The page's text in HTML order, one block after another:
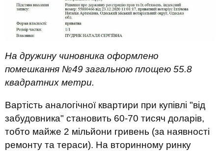
На дружину чиновника оформлено
помешкання №49 загальною площею 55.8
квадратних метри.
Вартість аналогічної квартири при купівлі "від
забудовника" становить 60-70 тисяч доларів,
тобто майже 2 мільйони гривень (за наявності
ремонту та тераси). На вторинному ринку